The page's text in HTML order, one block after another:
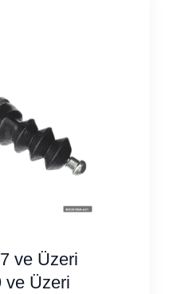
ve Üzeri
ve Üzeri